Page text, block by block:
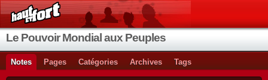
Le Pouvoir Mondial aux Peuples
Notes Pages Catégories Archives Tags